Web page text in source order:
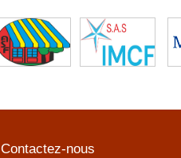
Contactez-nous